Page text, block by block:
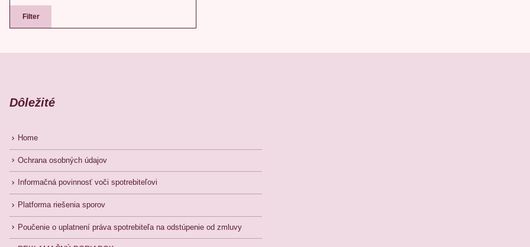
Filter
Dôležité
Home
Ochrana osobných údajov
Informačná povinnosť voči spotrebiteľovi
Platforma riešenia sporov
Poučenie o uplatnení práva spotrebiteľa na odstúpenie od zmluvy